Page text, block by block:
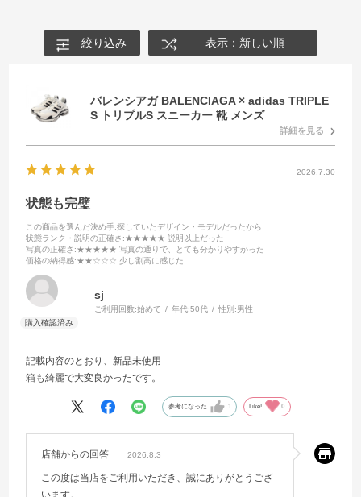
絞り込み 表示：新しい順
バレンシアガ BALENCIAGA × adidas TRIPLE
S トリプルS スニーカー 靴 メンズ
詳細を見る
2026.7.30
状態も完璧
この商品を選んだ決め手:探していたデザイン・モデルだったから
状態ランク・説明の正確さ :★★★★★ 説明以上だった
写真の正確さ :★★★★★ 写真の通りで、とても分かりやすかった
価格の納得感:★★☆☆☆ 少し割高に感じた
sj
ご利用回数:始めて 年代:50代 性別:男性
記載内容のとおり、新品未使用
箱も綺麗で大変良かったです。
参考になった 1 Like! 0
店舗からの回答 2026.8.3
この度は当店をご利用いただき、誠にありがとうござ
います。